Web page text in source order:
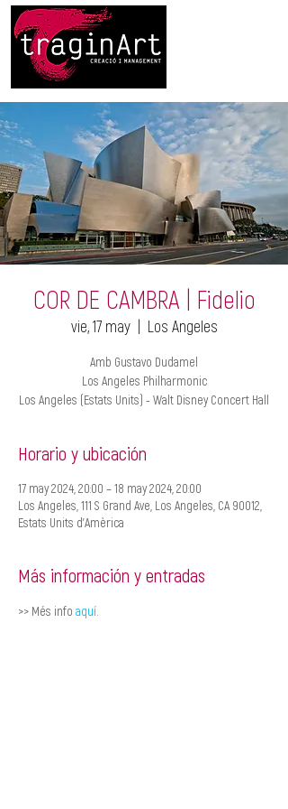
COR DE CAMBRA | Fidelio
vie, 17 may
  |
Los Angeles
Amb Gustavo Dudamel
Los Angeles Philharmonic
Los Angeles (Estats Units) - Walt Disney Concert Hall
Horario y ubicación
17 may 2024, 20:00 – 18 may 2024, 20:00
Los Angeles, 111 S Grand Ave, Los Angeles, CA 90012,
Estats Units d'Amèrica
Más información y entradas
>> Més info aquí